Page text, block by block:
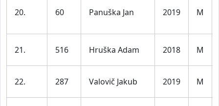
20. 60 Panuška Jan 2019 M
21. 516 Hruška Adam 2018 M
22. 287 Valovič Jakub 2019 M